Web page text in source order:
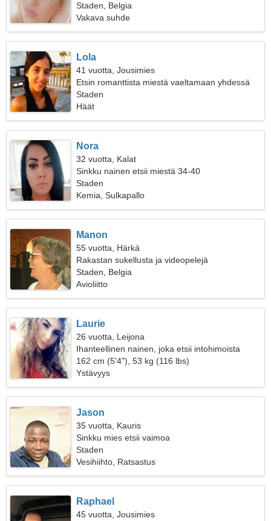
Staden, Belgia
Vakava suhde
Lola
41 vuotta, Jousimies
Etsin romanttista miestä vaeltamaan yhdessä
Staden
Häät
Nora
32 vuotta, Kalat
Sinkku nainen etsii miestä 34-40
Staden
Kemia, Sulkapallo
Manon
55 vuotta, Härkä
Rakastan sukellusta ja videopelejä
Staden, Belgia
Avioliitto
Laurie
26 vuotta, Leijona
Ihanteellinen nainen, joka etsii intohimoista
suhdetta
162 cm (5'4"), 53 kg (116 lbs)
Ystävyys
Jason
35 vuotta, Kauris
Sinkku mies etsii vaimoa
Staden
Vesihiihto, Ratsastus
Raphael
45 vuotta, Jousimies